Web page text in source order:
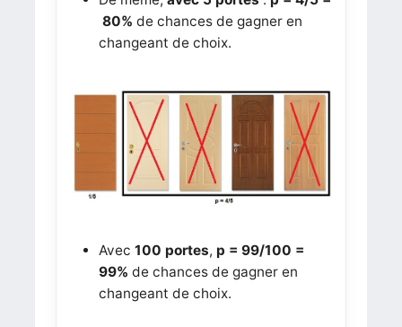
80% de chances de gagner en
changeant de choix.
Avec 100 portes, p = 99/100 =
99% de chances de gagner en
changeant de choix.